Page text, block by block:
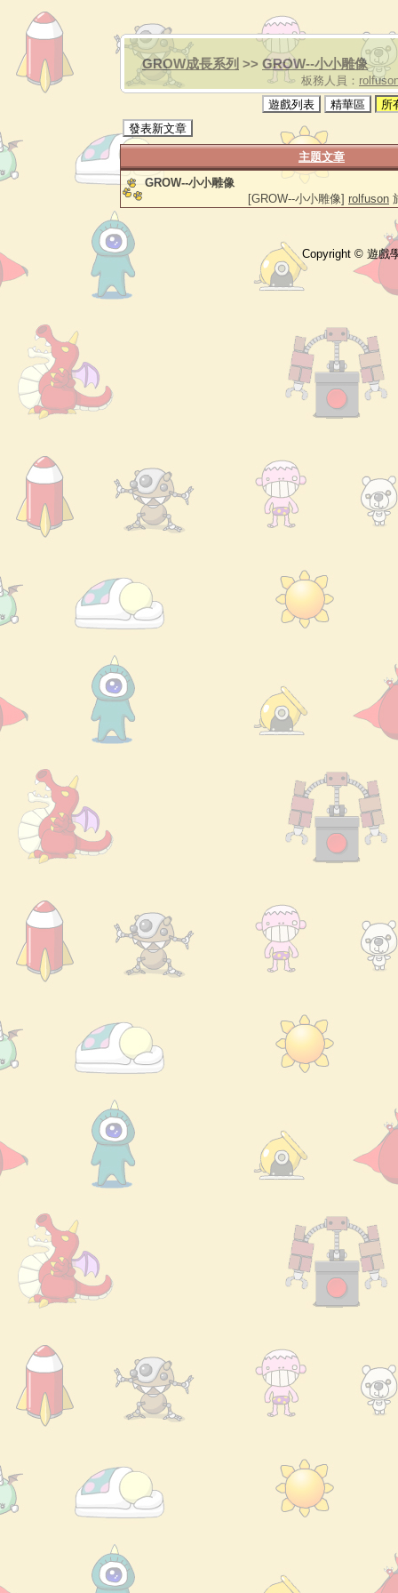
GROW成長系列 >> GROW--小小雕像
板務人員：
遊戲列表
精華區
所
發表新文章
主題文章
GROW--小小雕像
[GROW--小小雕像] rolfuson
Copyright © 遊戲